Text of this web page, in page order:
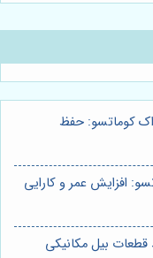
کوماتسو: حفظ
افزایش عمر و کارایی
قطعات بیل مکانیکی